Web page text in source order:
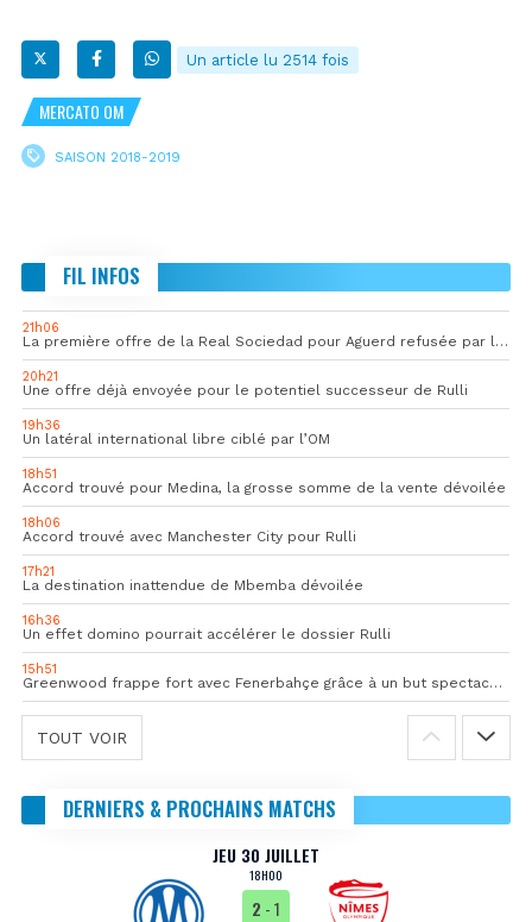
Un article lu 2514 fois
MERCATO OM
SAISON 2018-2019
FIL INFOS
21h06
La première offre de la Real Sociedad pour Aguerd refusée par l’OM
20h21
Une offre déjà envoyée pour le potentiel successeur de Rulli
19h36
Un latéral international libre ciblé par l’OM
18h51
Accord trouvé pour Medina, la grosse somme de la vente dévoilée
18h06
Accord trouvé avec Manchester City pour Rulli
17h21
La destination inattendue de Mbemba dévoilée
16h36
Un effet domino pourrait accélérer le dossier Rulli
15h51
Greenwood frappe fort avec Fenerbahçe grâce à un but spectaculaire
TOUT VOIR
DERNIERS & PROCHAINS MATCHS
JEU 30 JUILLET
18H00
2 - 1